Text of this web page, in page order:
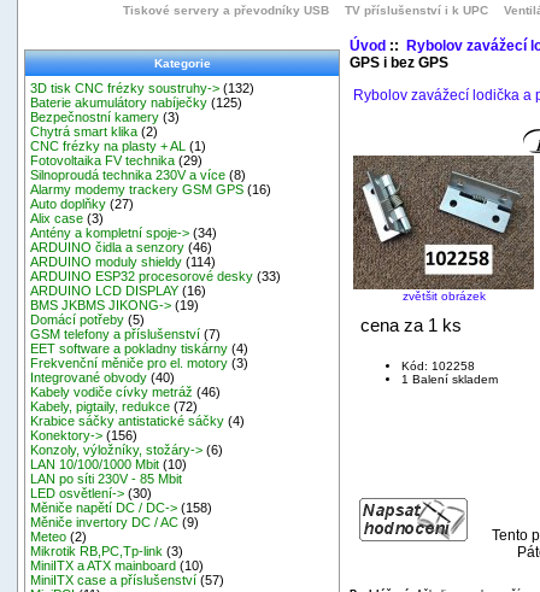
Tiskové servery a převodníky USB
TV příslušenství i k UPC
Kategorie
3D tisk CNC frézky soustruhy-> (132)
Baterie akumulátory nabíječky (125)
Bezpečnostní kamery (3)
Chytrá smart klika (2)
CNC frézky na plasty + AL
(1)
Fotovoltaika FV technika (29)
Silnoproudá technika 230V a více (8)
Alarmy modemy trackery GSM GPS (16)
Auto doplňky (27)
Alix case (3)
Antény a kompletní spoje-> (34)
ARDUINO čidla a senzory (46)
ARDUINO moduly shieldy (114)
ARDUINO ESP32 procesorové desky (33)
ARDUINO LCD DISPLAY (16)
BMS JKBMS JIKONG-> (19)
Domácí potřeby (5)
GSM telefony a příslušenství (7)
EET software a pokladny tiskárny (4)
Frekvenční měniče pro el. motory (3)
Integrované obvody (40)
Kabely vodiče cívky metráž (46)
Kabely, pigtaily, redukce (72)
Krabice sáčky antistatické sáčky (4)
Konektory-> (156)
Konzoly, výložníky, stožáry-> (6)
LAN 10/100/1000 Mbit (10)
LAN po síti 230V - 85 Mbit
LED osvětlení-> (30)
Měniče napětí DC / DC-> (158)
Měniče invertory DC / AC (9)
Meteo (2)
Mikrotik RB,PC,Tp-link (3)
MiniITX a ATX mainboard (10)
MiniITX case a příslušenství (57)
Úvod:: Rybolov zavážecí
GPS i bez GPS
Rybolov zavážecí lodička a
zvětšit obrázek
cena za 1 ks
Kód: 102258
1 Balení skladem
Tento